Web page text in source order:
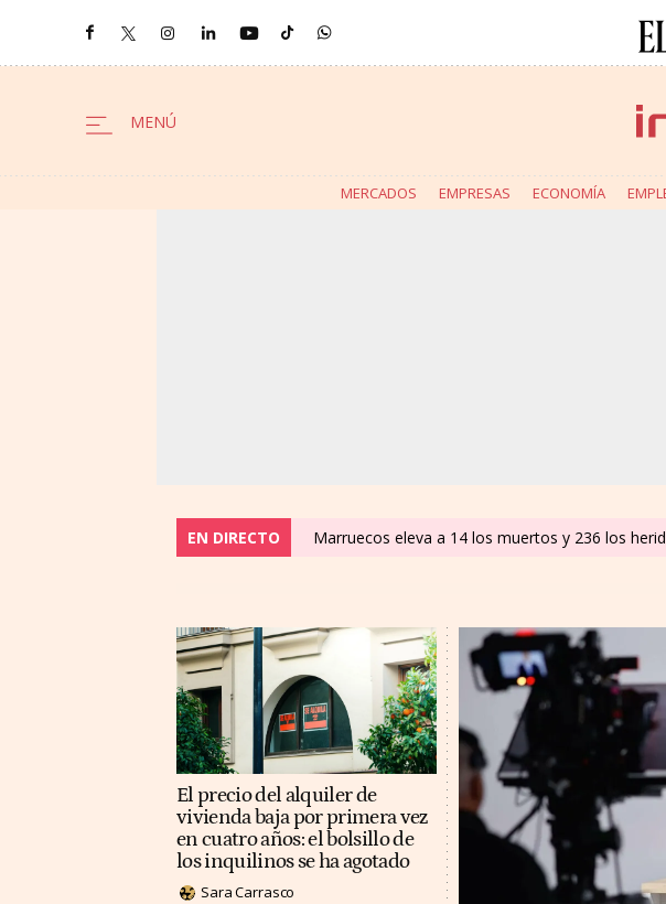
MERCADOS EMPRESAS ECONOMÍA
EN DIRECTO Marruecos eleva a 14 los muertos y 236 los
El precio del alquiler de
vivienda baja por primera vez
en cuatro años: el bolsillo de
los inquilinos se ha agotado
Sara Carrasco